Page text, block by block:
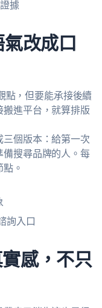
據
改成口
點，但要能承接後續
進平台，就算排版
個版本：給第一次
搜尋品牌的人。每
。
詢入口
感，不只